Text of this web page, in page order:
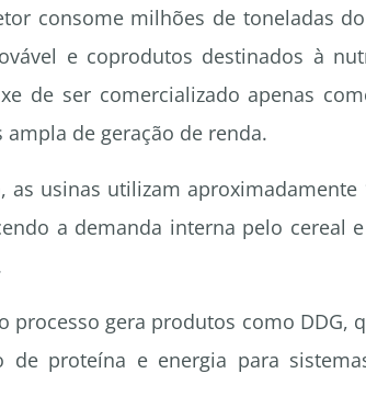
consome milhões de toneladas
e coprodutos destinados à
de ser comercializado apenas
ampla de geração de renda.
as usinas utilizam
a demanda interna pelo cereal
processo gera produtos como DDG,
de proteína e energia para